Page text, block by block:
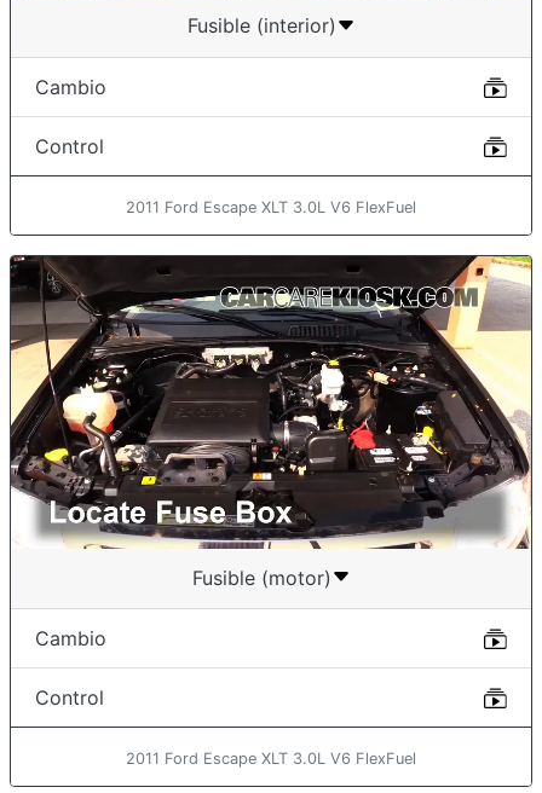
Fusible (interior)
Cambio
Control
2011 Ford Escape XLT 3.0L V6 FlexFuel
Fusible (motor)
Cambio
Control
2011 Ford Escape XLT 3.0L V6 FlexFuel